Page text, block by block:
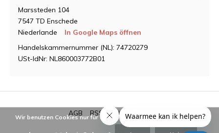
Marssteden 104
7547 TD Enschede
Niederlande
In Google Maps öffnen
Handelskammernummer (NL): 74720279
USt-IdNr: NL860003772B01
AGB RSS feed Sitemap
Wir benutzen Cookies nur für interne Zwecke um den Webshop zu